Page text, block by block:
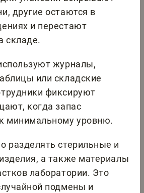
другие остаются в
и перестают
складе.
журналы,
или складские
фиксируют
когда запас
минимальному уровню.
разделять стерильные и
а также материалы
лаборатории. Это
подмены и